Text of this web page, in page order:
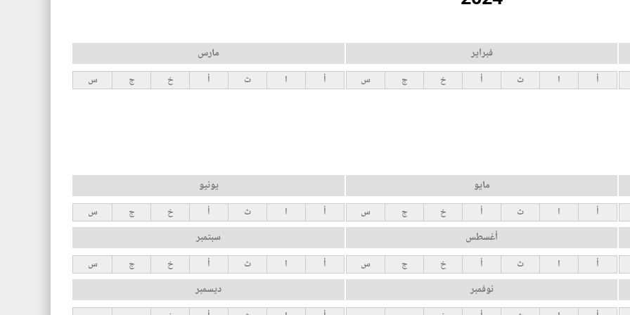
فبراير
أ ا ث أ خ ج س
مارس
أ ا ث أ خ ج س
مايو
أ ا ث أ خ ج س
يونيو
أ ا ث أ خ ج س
أغسطس
أ ا ث أ خ ج س
سبتمبر
أ ا ث أ خ ج س
نوفمبر ديسمبر